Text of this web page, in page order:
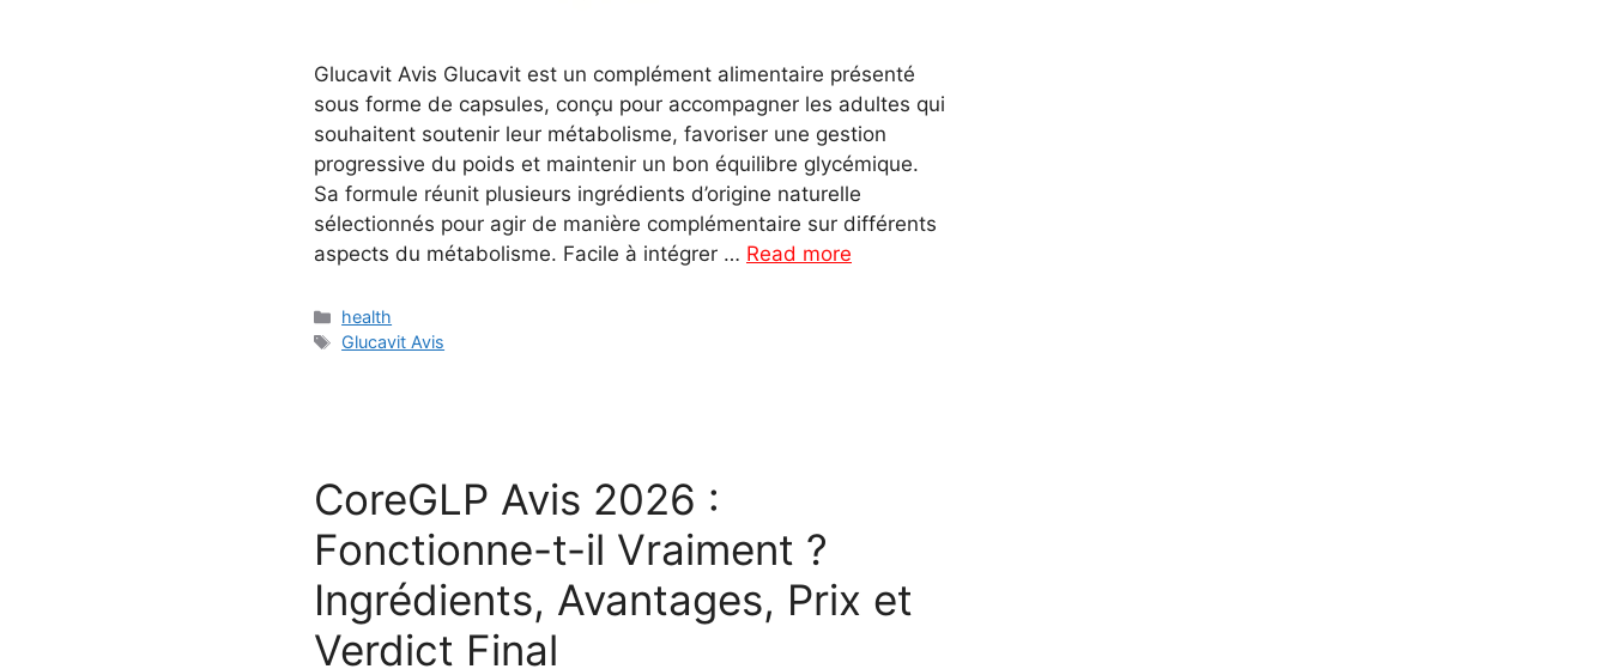
Glucavit Avis Glucavit est un complément alimentaire présenté
sous forme de capsules, conçu pour accompagner les adultes qui
souhaitent soutenir leur métabolisme, favoriser une gestion
progressive du poids et maintenir un bon équilibre glycémique.
Sa formule réunit plusieurs ingrédients d’origine naturelle
sélectionnés pour agir de manière complémentaire sur différents
aspects du métabolisme. Facile à intégrer … Read more
Categories
health
Tags
Glucavit Avis
CoreGLP Avis 2026 :
Fonctionne-t-il Vraiment ?
Ingrédients, Avantages, Prix et
Verdict Final